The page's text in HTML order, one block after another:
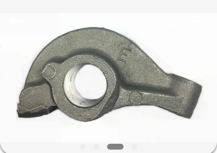
বাড়ি
ভিডিও
আমাদের
Reserved.